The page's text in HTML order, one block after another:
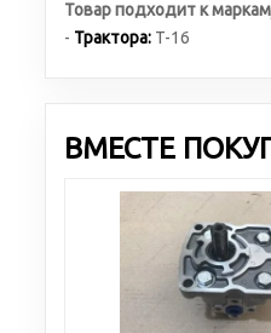
Товар подходит к
- Трактора: T-16
ВМЕСТЕ